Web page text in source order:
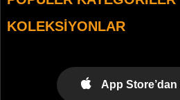
KOLEKSIYONLAR
App Store’dan